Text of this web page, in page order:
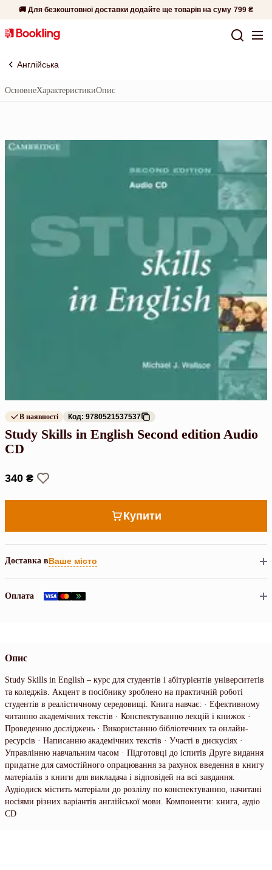
🚚 Для безкоштовної доставки додайте ще товарів на суму 799 ₴
Англійська
ОсновнеХарактеристикиОпис
В наявності Код: 9780521537537
Study Skills in English Second edition Audio
CD
340 ₴
Купити
Доставка вВаше місто
Оплата
Опис
Study Skills in English – курс для студентів і абітурієнтів університетів
та коледжів. Акцент в посібнику зроблено на практичній роботі
студентів в реалістичному середовищі. Книга навчає: · Ефективному
читанню академічних текстів · Конспектуванню лекцій і книжок ·
Проведенню досліджень · Використанню бібліотечних та онлайн-
ресурсів · Написанню академічних текстів · Участі в дискусіях ·
Управлінню навчальним часом · Підготовці до іспитів Друге видання
придатне для самостійного опрацювання за рахунок введення в книгу
матеріалів з книги для викладача і відповідей на всі завдання.
Аудіодиск містить матеріали до розлілу по конспектуванню, начитані
носіями різних варіантів англійської мови. Компоненти: книга, аудіо
CD